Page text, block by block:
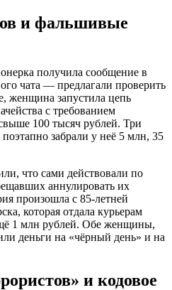
и фальшивые
получила сообщение в
чата — предлагали проверить
женщина запустила цепь
с требованием
100 тысяч рублей. Три
поэтапно забрали у неё 5 млн, 35
что сами действовали по
аннулировать их
произошла с 85-летней
которая отдала курьерам
1 млн рублей. Обе женщины,
деньги на «чёрный день» и на
и кодовое